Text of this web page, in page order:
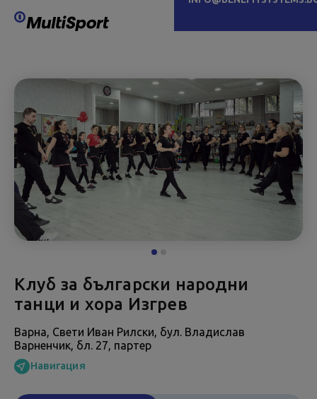
Клуб за български народни
танци и хора Изгрев
Варна, Свети Иван Рилски, бул. Владислав
Варненчик, бл. 27, партер
Навигация